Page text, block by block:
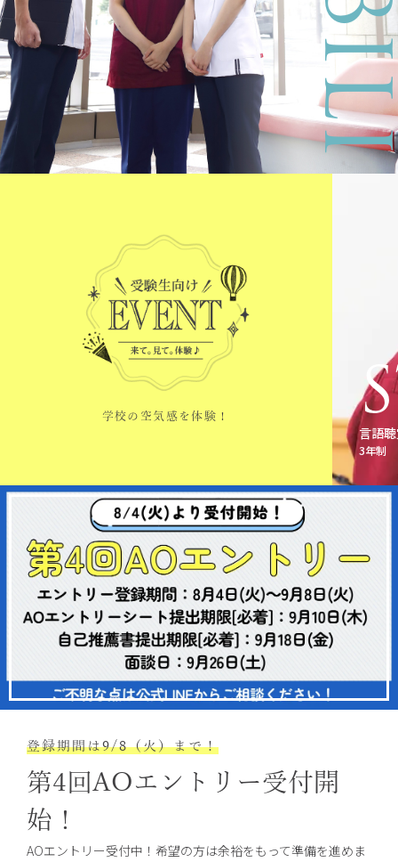
学校の空気感を体験！
言語
3年制
言語
3年制
高校1・2年生も大歓迎！
8/22（土）オープンキャンパ
ス
参加サポート制度あり
AOエントリー受付中！ いよいよ